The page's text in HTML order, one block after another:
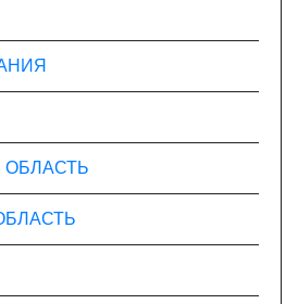
ОБЛАСТЬ